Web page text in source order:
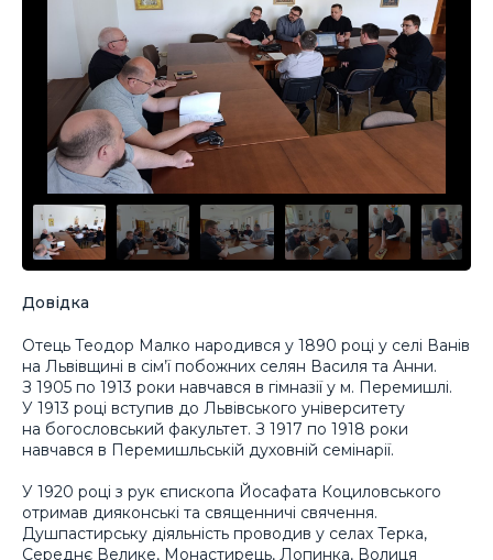
Довідка
Отець Теодор Малко народився у 1890 році у селі Ванів
на Львівщині в сім’ї побожних селян Василя та Анни.
З 1905 по 1913 роки навчався в гімназії у м. Перемишлі.
У 1913 році вступив до Львівського університету
на богословський факультет. З 1917 по 1918 роки
навчався в Перемишльській духовній семінарії.
У 1920 році з рук єпископа Йосафата Коциловського
отримав дияконські та священничі свячення.
Душпастирську діяльність проводив у селах Терка,
Середнє Велике, Монастирець, Лопинка, Волиця